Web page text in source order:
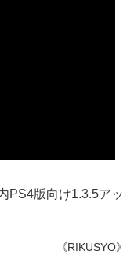
PS4版向け1.3.5アッ
《RIKUSYO》